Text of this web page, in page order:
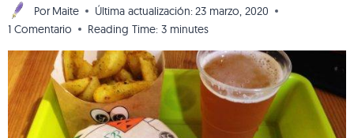
Por Maite Última actualización: 23 marzo, 2020
1 Comentario
Reading Time: 3 minutes